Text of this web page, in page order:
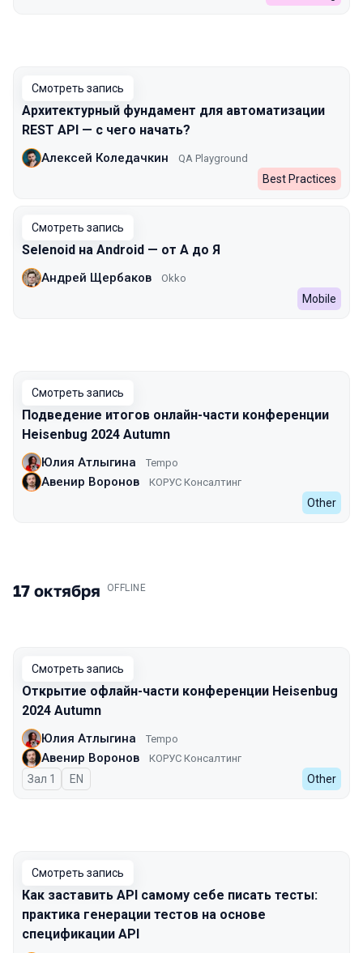
Смотреть запись
Архитектурный фундамент для автоматизации
REST API — с чего начать?
Алексей Коледачкин QA Playground
Best Practices
Смотреть запись
Selenoid на Android — от А до Я
Андрей Щербаков Okko
Mobile
Смотреть запись
Подведение итогов онлайн-части конференции
Heisenbug 2024 Autumn
Юлия Атлыгина Tempo
Авенир Воронов КОРУС Консалтинг
Other
17 октября .OFFLINE
Смотреть запись
Открытие офлайн-части конференции Heisenbug
2024 Autumn
Юлия Атлыгина Tempo
Авенир Воронов КОРУС Консалтинг
Зал 1 На английском языке
EN Other
Смотреть запись
Как заставить API самому себе писать тесты:
практика генерации тестов на основе
спецификации API